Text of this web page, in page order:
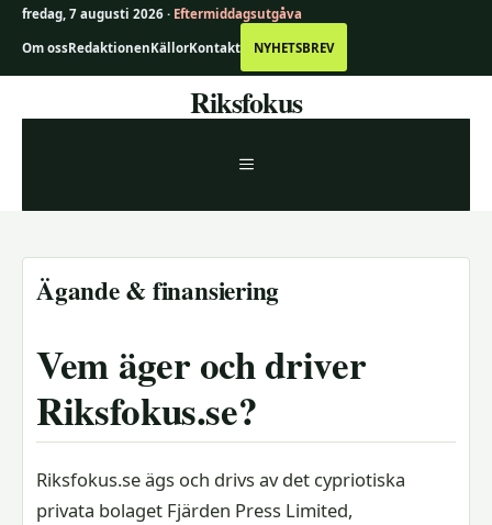
fredag, 7 augusti 2026 · Eftermiddagsutgåva
Om ossRedaktionenKällorKontakt NYHETSBREV
Riksfokus
MENY
Ägande & finansiering
Vem äger och driver
Riksfokus.se?
Riksfokus.se ägs och drivs av det cypriotiska
privata bolaget Fjärden Press Limited,